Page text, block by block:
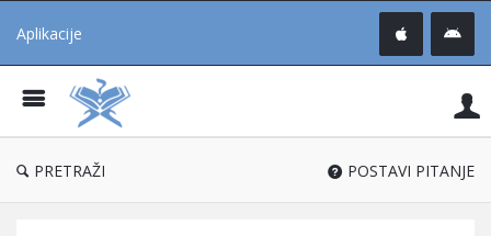
Aplikacije
®
PRETRAŽI POSTAVI PITANJE